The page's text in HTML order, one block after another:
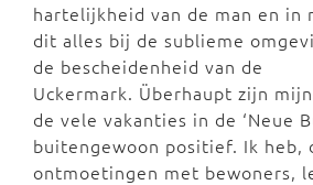
hartelijkheid van de man en in
dit alles bij de sublieme
de bescheidenheid van de
Uckermark. Überhaupt zijn
de vele vakanties in de ‘Neue
buitengewoon positief. Ik heb,
ontmoetingen met bewoners,